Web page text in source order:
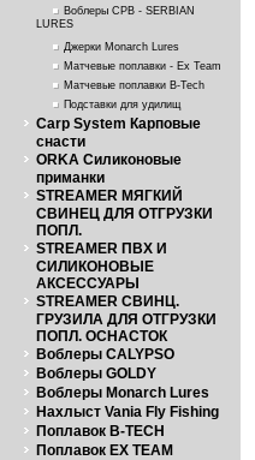
Воблеры СРВ - SERBIAN
LURES
Джерки Monarch Lures
Матчевые поплавки - Ex Team
Матчевые поплавки B-Tech
Подставки для удилищ
Carp System Карповые
снасти
ORKA Силиконовые
приманки
STREAMER МЯГКИЙ
СВИНЕЦ ДЛЯ ОТГРУЗКИ
ПОПЛ.
STREAMER ПВХ И
СИЛИКОНОВЫЕ
АКСЕССУАРЫ
STREAMER СВИНЦ.
ГРУЗИЛА ДЛЯ ОТГРУЗКИ
ПОПЛ. ОСНАСТОК
Воблеры CALYPSO
Воблеры GOLDY
Воблеры Monarch Lures
Нахлыст Vania Fly Fishing
Поплавок B-TECH
Поплавок EX TEAM